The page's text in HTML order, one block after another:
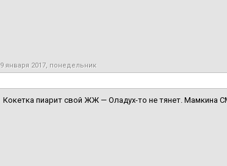
9 января 2017, понедельник
Кокетка пиарит свой ЖЖ — Оладух-то не тянет. Мамкина